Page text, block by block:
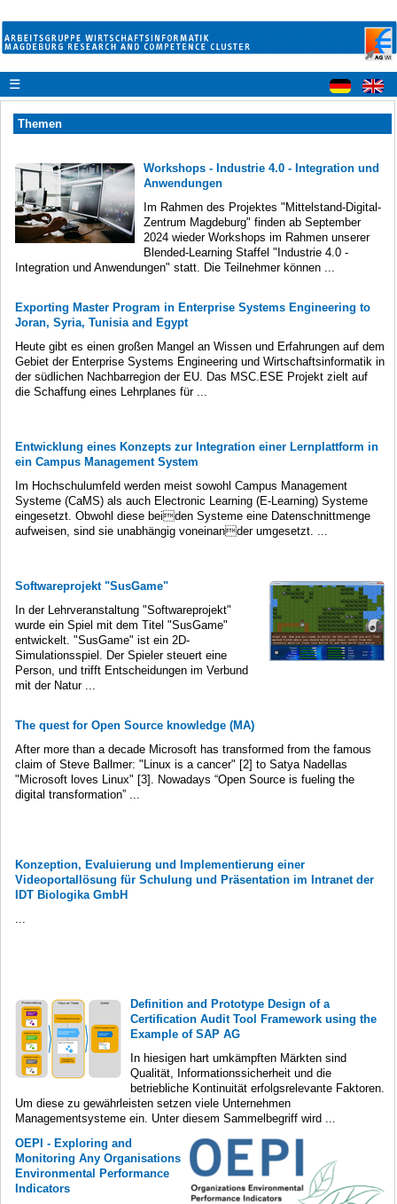
☰
Themen
Workshops - Industrie 4.0 - Integration und
Anwendungen
Im Rahmen des Projektes "Mittelstand-Digital-
Zentrum Magdeburg" finden ab September
2024 wieder Workshops im Rahmen unserer
Blended-Learning Staffel "Industrie 4.0 -
Integration und Anwendungen" statt. Die Teilnehmer können ...
Exporting Master Program in Enterprise Systems Engineering to
Joran, Syria, Tunisia and Egypt
Heute gibt es einen großen Mangel an Wissen und Erfahrungen auf dem
Gebiet der Enterprise Systems Engineering und Wirtschaftsinformatik in
der südlichen Nachbarregion der EU. Das MSC.ESE Projekt zielt auf
die Schaffung eines Lehrplanes für ...
Entwicklung eines Konzepts zur Integration einer Lernplattform in
ein Campus Management System
Im Hochschulumfeld werden meist sowohl Campus Management
Systeme (CaMS) als auch Electronic Learning (E-Learning) Systeme
eingesetzt. Obwohl diese beiden Systeme eine Datenschnittmenge
aufweisen, sind sie unabhängig voneinander umgesetzt. ...
Softwareprojekt "SusGame"
In der Lehrveranstaltung "Softwareprojekt"
wurde ein Spiel mit dem Titel "SusGame"
entwickelt. "SusGame" ist ein 2D-
Simulationsspiel. Der Spieler steuert eine
Person, und trifft Entscheidungen im Verbund
mit der Natur ...
The quest for Open Source knowledge (MA)
After more than a decade Microsoft has transformed from the famous
claim of Steve Ballmer: "Linux is a cancer" [2] to Satya Nadellas
"Microsoft loves Linux" [3]. Nowadays “Open Source is fueling the
digital transformation” ...
Konzeption, Evaluierung und Implementierung einer
Videoportallösung für Schulung und Präsentation im Intranet der
IDT Biologika GmbH
Definition and Prototype Design of a
Certification Audit Tool Framework using the
Example of SAP AG
In hiesigen hart umkämpften Märkten sind
Qualität, Informationssicherheit und die
betriebliche Kontinuität erfolgsrelevante Faktoren.
Um diese zu gewährleisten setzen viele Unternehmen
Managementsysteme ein. Unter diesem Sammelbegriff wird ...
OEPI - Exploring and
Monitoring Any Organisations
Environmental Performance
Indicators